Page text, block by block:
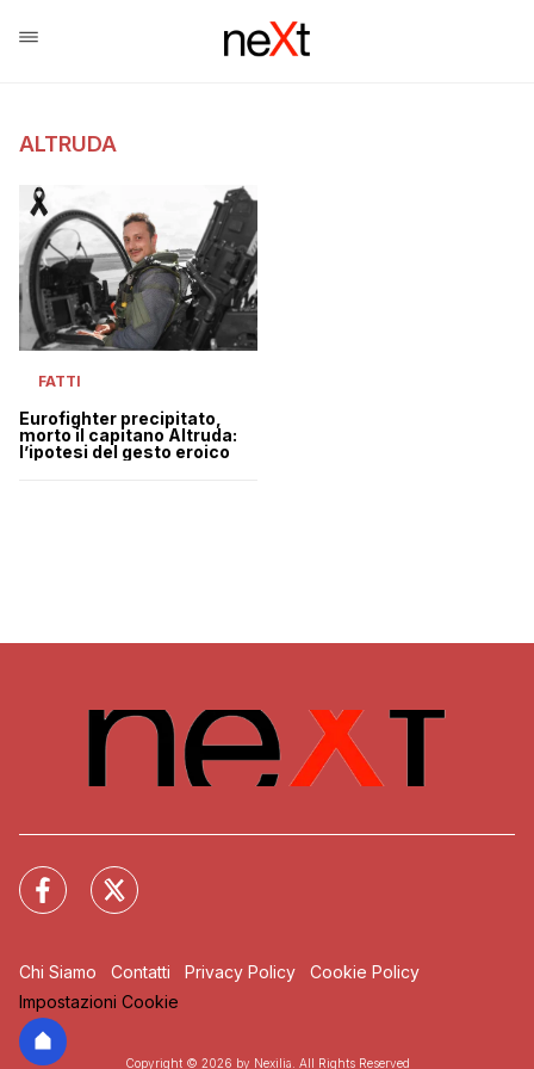
ALTRUDA
FATTI
Eurofighter precipitato,
morto il capitano Altruda:
l’ipotesi del gesto eroico
Chi Siamo Contatti Privacy Policy
Cookie Policy
Impostazioni Cookie
Copyright © 2026 by Nexilia. All Rights Reserved